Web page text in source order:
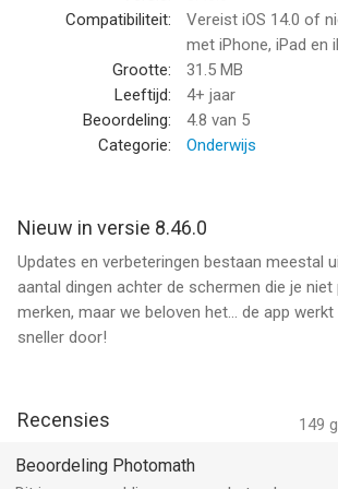
Interactieve grafieken
WISKUNDIGE ONDERWERPEN
Elementaire wiskunde/pre-algebra:
breuken, decimale getallen, krachten,
Algebra: lineaire vergelijkingen/
matrices, complexe getallen, reeksen en
functies
Calculus: limieten, derivaten, integralen,
Statistieken: combinaties, faculteiten
dat we in onze wiskunde motoren de meest
Compatibiliteit:
Vereist iOS 14.0 of
met iPhone, iPad en
Grootte:
31.5 MB
Leeftijd:
4+ jaar
Beoordeling:
4.8 van 5
Categorie:
Onderwijs
Nieuw in versie 8.46.0
Updates en verbeteringen bestaan meestal
aantal dingen achter de schermen die je
merken, maar we beloven het... de app
sneller door!
149
Recensies
Beoordeling Photomath